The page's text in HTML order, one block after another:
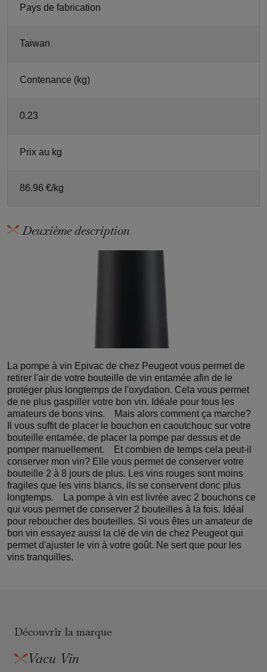
Pays de fabrication
Taiwan
Contenance (kg)
0.23
Prix au kg
86.96 €/kg
Deuxième description
La pompe à vin Epivac de chez Peugeot vous permet de
retirer l'air de votre bouteille de vin entamée afin de le
protéger plus longtemps de l'oxydation. Cela vous permet
de ne plus gaspiller votre bon vin. Idéale pour tous les
amateurs de bons vins. Mais alors comment ça marche?
Il vous suffit de placer le bouchon en caoutchouc sur votre
bouteille entamée, de placer la pompe par dessus et de
pomper manuellement. Et combien de temps cela peut-il
conserver mon vin? Elle vous permet de conserver votre
bouteille 2 à 8 jours de plus. Les vins rouges sont moins
fragiles que les vins blancs, ils se conservent donc plus
longtemps. La pompe à vin est livrée avec 2 bouchons ce
qui vous permet de conserver 2 bouteilles à la fois. Idéal
pour reboucher des bouteilles. Si vous êtes un amateur de
bon vin essayez aussi la clé de vin de chez Peugeot qui
permet d'ajuster le vin à votre goût. Ne sert que pour les
vins tranquilles.
Découvrir la marque
Vacu Vin